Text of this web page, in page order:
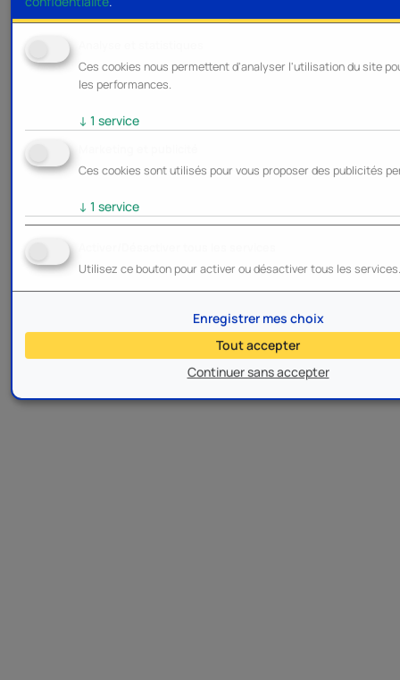
Ces cookies nous permettent d'analyser l'utilisation du site
les performances.
↓ 1 service
Ces cookies sont utilisés pour vous proposer des publicités
↓ 1 service
Utilisez ce bouton pour activer ou désactiver tous les services.
Continuer sans accepter
Enregistrer mes choix
Tout accepter